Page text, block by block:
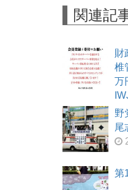
関連記
財
椎
万
野
尾
第